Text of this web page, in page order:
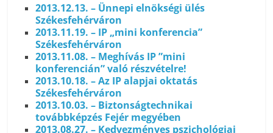
2013.12.13. – Ünnepi elnökségi ülés
Székesfehérváron
2013.11.19. – IP „mini konferencia”
Székesfehérváron
2013.11.08. – Meghívás IP ”mini
konferencián” való részvételre!
2013.10.18. – Az IP alapjai oktatás
Székesfehérváron
2013.10.03. – Biztonságtechnikai
továbbképzés Fejér megyében
2013.08.27. – Kedvezményes pszichológiai